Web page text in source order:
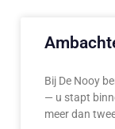
Bij De Nooy
— u stapt
meer dan